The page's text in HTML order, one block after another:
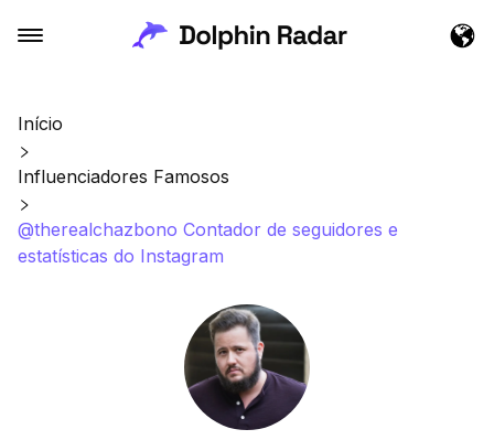
Início
Influenciadores Famosos
@therealchazbono Contador de seguidores e
estatísticas do Instagram